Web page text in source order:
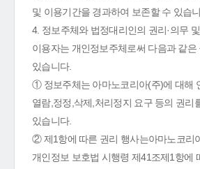
및 이용기간을 경과하여 보존할 수 있습
4. 정보주체와 법정대리인의 권리·의무
이용자는 개인정보주체로써 다음과 같은
있습니다.
① 정보주체는 아마노코리아(주)에 대해
열람,정정,삭제,처리정지 요구 등의 권리
있습니다.
② 제1항에 따른 권리 행사는아마노코리
개인정보 보호법 시행령 제41조제1항에